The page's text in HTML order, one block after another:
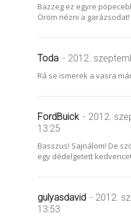
Bazzeg ez egyre
Öröm nézni a garázsodat!
Toda - 2012.
Rá se ismerek a vasra
FordBuick - 2012.
13:25
Basszus! Sajnálom! De
egy dédelgetett
gulyasdavid - 2012.
13:53